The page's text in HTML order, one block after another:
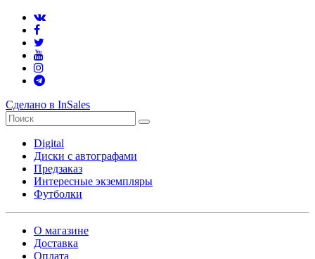
Сделано в InSales
Digital
Диски с автографами
Предзаказ
Интересные экземпляры
Футболки
О магазине
Доставка
Оплата